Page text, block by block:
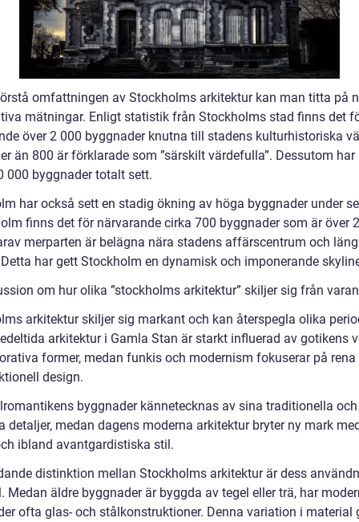
omfattningen av Stockholms arkitektur kan man titta på
mätningar. Enligt statistik från Stockholms stad finns det
över 2 000 byggnader knutna till stadens kulturhistoriska
än 800 är förklarade som ”särskilt värdefulla”. Dessutom har
000 byggnader totalt sett.
har också sett en stadig ökning av höga byggnader under
finns det för närvarande cirka 700 byggnader som är över
merparten är belägna nära stadens affärscentrum och
har gett Stockholm en dynamisk och imponerande
om hur olika ”stockholms arkitektur” skiljer sig från
arkitektur skiljer sig markant och kan återspegla olika
arkitektur i Gamla Stan är starkt influerad av gotikens
former, medan funkis och modernism fokuserar på rena
design.
byggnader kännetecknas av sina traditionella och
detaljer, medan dagens moderna arkitektur bryter ny mark
ibland avantgardistiska stil.
distinktion mellan Stockholms arkitektur är dess
Medan äldre byggnader är byggda av tegel eller trä, har
ofta glas- och stålkonstruktioner. Denna variation i material